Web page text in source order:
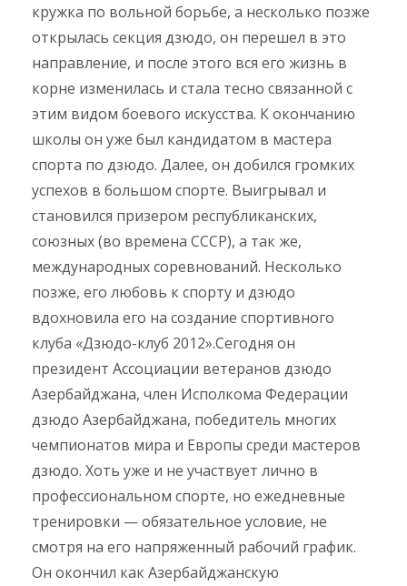
кружка по вольной борьбе, а несколько позже
открылась секция дзюдо, он перешел в это
направление, и после этого вся его жизнь в
корне изменилась и стала тесно связанной с
этим видом боевого искусства. К окончанию
школы он уже был кандидатом в мастера
спорта по дзюдо. Далее, он добился громких
успехов в большом спорте. Выигрывал и
становился призером республиканских,
союзных (во времена СССР), а так же,
международных соревнований. Несколько
позже, его любовь к спорту и дзюдо
вдохновила его на создание спортивного
клуба «Дзюдо-клуб 2012».Сегодня он
президент Ассоциации ветеранов дзюдо
Азербайджана, член Исполкома Федерации
дзюдо Азербайджана, победитель многих
чемпионатов мира и Европы среди мастеров
дзюдо. Хоть уже и не участвует лично в
профессиональном спорте, но ежедневные
тренировки — обязательное условие, не
смотря на его напряженный рабочий график.
Он окончил как Азербайджанскую